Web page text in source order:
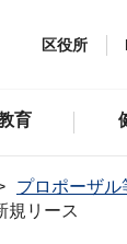
区役所
育
プロポーザル
規リース